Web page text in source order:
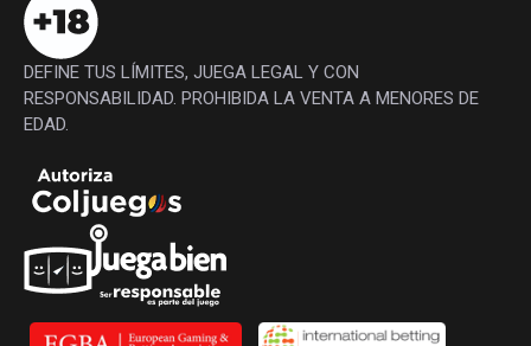
DEFINE TUS LÍMITES, JUEGA LEGAL Y CON
RESPONSABILIDAD. PROHIBIDA LA VENTA A MENORES DE
EDAD.